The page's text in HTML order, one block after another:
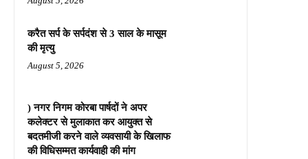
करैत सर्प के सर्पदंश से 3 साल के मासूम
की मृत्यु
August 5, 2026
) नगर निगम कोरबा पार्षदों ने अपर
कलेक्टर से मुलाकात कर आयुक्त से
बदतमीजी करने वाले व्यवसायी के खिलाफ
की विधिसम्मत कार्यवाही की मांग